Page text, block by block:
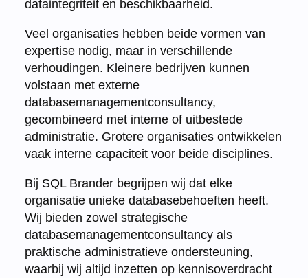
dataintegriteit en beschikbaarheid.
Veel organisaties hebben beide vormen van
expertise nodig, maar in verschillende
verhoudingen. Kleinere bedrijven kunnen
volstaan met externe
databasemanagementconsultancy,
gecombineerd met interne of uitbestede
administratie. Grotere organisaties ontwikkelen
vaak interne capaciteit voor beide disciplines.
Bij SQL Brander begrijpen wij dat elke
organisatie unieke databasebehoeften heeft.
Wij bieden zowel strategische
databasemanagementconsultancy als
praktische administratieve ondersteuning,
waarbij wij altijd inzetten op kennisoverdracht